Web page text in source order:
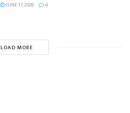
JUNE 17, 2026 0
LOAD MORE